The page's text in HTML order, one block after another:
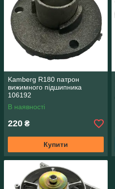
Kamberg R180 патрон
вижимного підшипника
106192
В наявності
220 ₴
Купити